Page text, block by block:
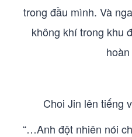
trong đầu mình. Và
không khí trong khu
Choi Jin lên tiếng
“…Anh đột nhiên nói